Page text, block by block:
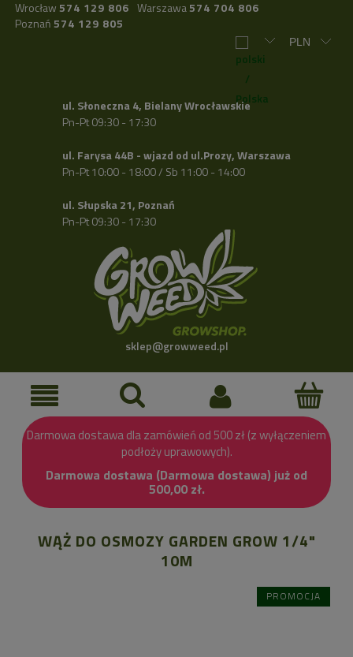
Wrocław 574 129 806 Warszawa574 704 806
Poznań 574 129 805
ul. Słoneczna 4, Bielany Wrocławskie
Pn-Pt 09:30 - 17:30
ul. Farysa 44B - wjazd od ul.Prozy, Warszawa
Pn-Pt 10:00 - 18:00 / Sb 11:00 - 14:00
ul. Słupska 21, Poznań
Pn-Pt 09:30 - 17:30
sklep@growweed.pl
Darmowa dostawa dla zamówień od 500 zł (z wyłączeniem
podłoży uprawowych).
Darmowa dostawa (Darmowa dostawa) już od
500,00 zł.
WĄŻ DO OSMOZY GARDEN GROW 1/4"
10M
PROMOCJA